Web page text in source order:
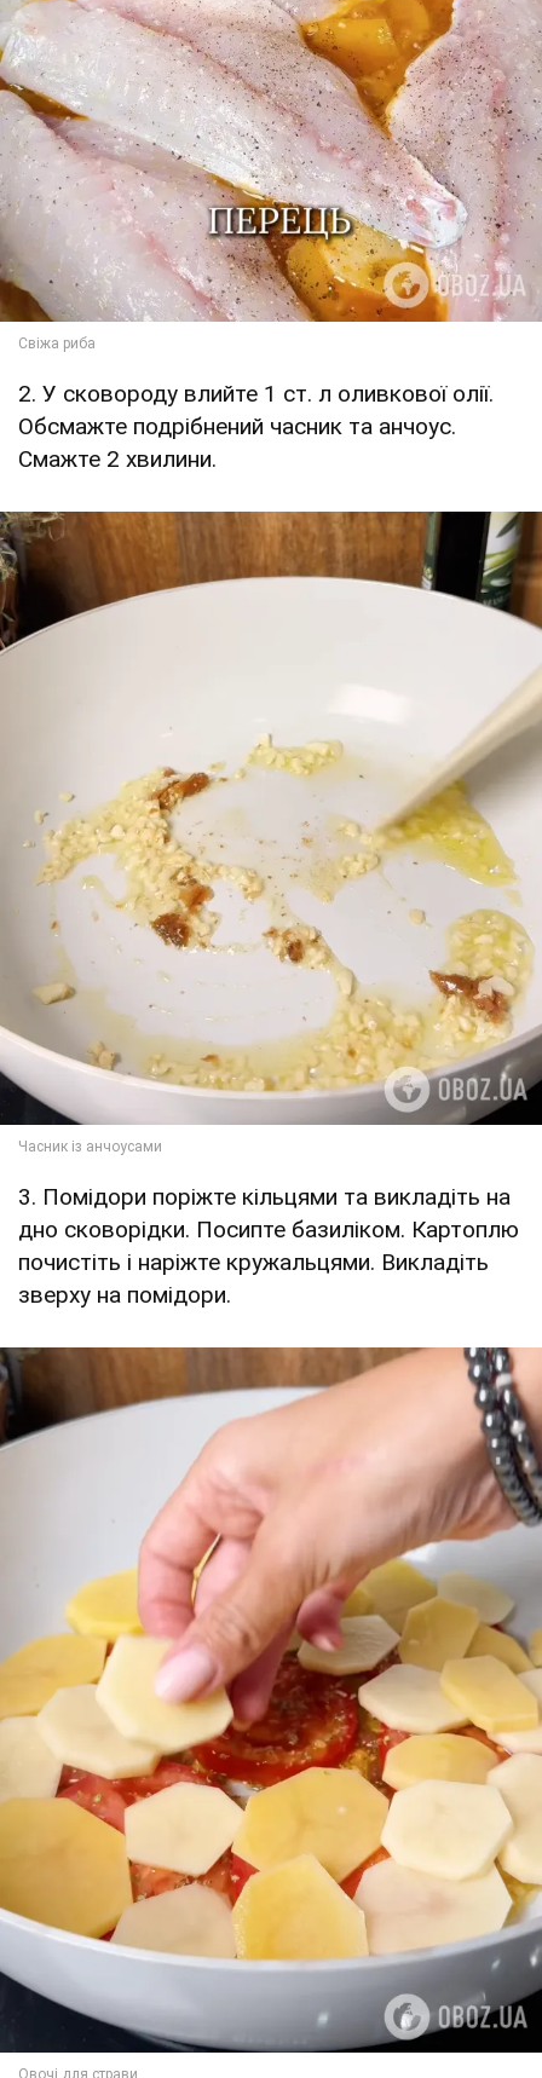
2. У сковороду влийте 1 ст. л оливкової олії.
Обсмажте подрібнений часник та анчоус.
Смажте 2 хвилини.
3. Помідори поріжте кільцями та викладіть на
дно сковорідки. Посипте базиліком. Картоплю
почистіть і наріжте кружальцями. Викладіть
зверху на помідори.